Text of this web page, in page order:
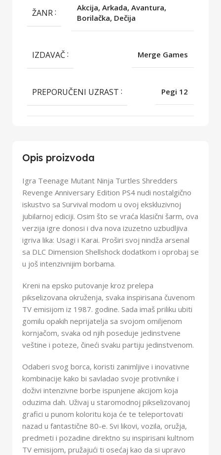
Opis proizvoda
Igra Teenage Mutant Ninja Turtles Shredders
Revenge Anniversary Edition PS4 nudi nostalgično
iskustvo sa Survival modom u ovoj ekskluzivnoj
jubilarnoj ediciji. Osim što se vraća klasični šarm, ova
verzija igre donosi i dva nova izuzetno uzbudljiva
igriva lika: Usagi i Karai. Proširi svoj nindža arsenal
sa DLC Dimension Shellshock dodatkom i oprobaj se
u još intenzivnijim borbama.
Kreni na epsko putovanje kroz prelepa
pikselizovana okruženja, svaka inspirisana čuvenom
TV emisijom iz 1987. godine. Sada imaš priliku ubiti
gomilu opakih neprijatelja sa svojom omiljenom
kornjačom, svaka od njih poseduje jedinstvene
veštine i poteze, čineći svaku partiju jedinstvenom.
Odaberi svog borca, koristi zanimljive i inovativne
kombinacije kako bi savladao svoje protivnike i
doživi intenzivne borbe ispunjene akcijom koja
oduzima dah. Uživaj u staromodnoj pikselizovanoj
grafici u punom koloritu koja će te teleportovati
nazad u fantastične 80-e. Svi likovi, vozila, oružja,
predmeti i pozadine direktno su inspirisani kultnom
TV emisijom, pružajući ti osećaj kao da si upravo
ŽANR
Akcija, Arkada, Avantura,
Borilačka, Dečija
IZDAVAČ Merge Games
PREPORUČENI UZRAST Pegi 12